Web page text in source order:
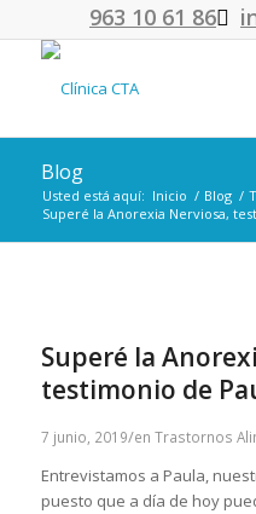
963 10 61 86
Blog
Usted está aquí: Inicio / Blog /
Superé la Anorexia Nerviosa,
Superé la
testimonio de
7 junio, 2019/en Trastornos
Entrevistamos a Paula,
puesto que a día de hoy